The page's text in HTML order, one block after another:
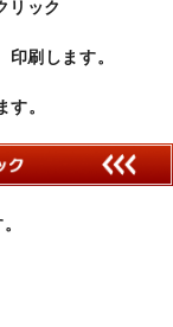
リック
刷します。
。